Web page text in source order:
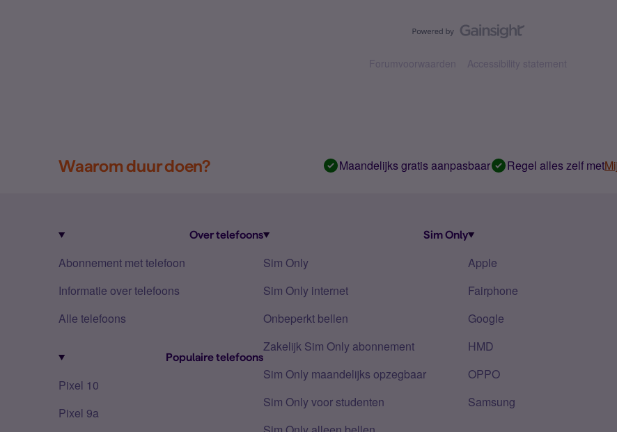
Forumvoorwaarden Accessibility statement
Waarom duur doen? Maandelijks gratis aanpasbaar Regel alles zelf met
Over telefoons
Abonnement met telefoon
Informatie over telefoons
Alle telefoons
Populaire telefoons
Pixel 10
Pixel 9a
Sim Only
Sim Only
Sim Only internet
Onbeperkt bellen
Zakelijk Sim Only abonnement
Sim Only maandelijks opzegbaar
Sim Only voor studenten
Apple
Fairphone
Google
HMD
OPPO
Samsung